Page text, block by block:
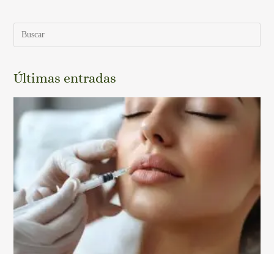
Últimas entradas